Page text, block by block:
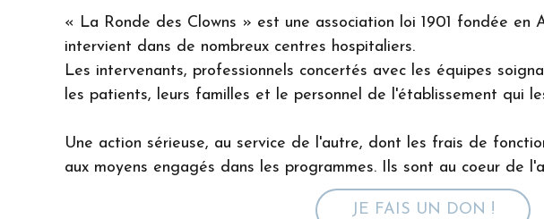
« La Ronde des Clowns » est une association loi 1901 fondée en
intervient dans de nombreux centres hospitaliers.
Les intervenants, professionnels concertés avec les équipes
les patients, leurs familles et le personnel de l'établissement qui
Une action sérieuse, au service de l'autre, dont les frais de
aux moyens engagés dans les programmes. Ils sont au coeur de
JE FAIS UN DON !